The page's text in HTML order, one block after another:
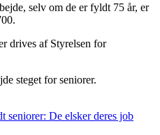
selv om de er fyldt 75 år, er
drives af Styrelsen for
steget for seniorer.
seniorer: De elsker deres job